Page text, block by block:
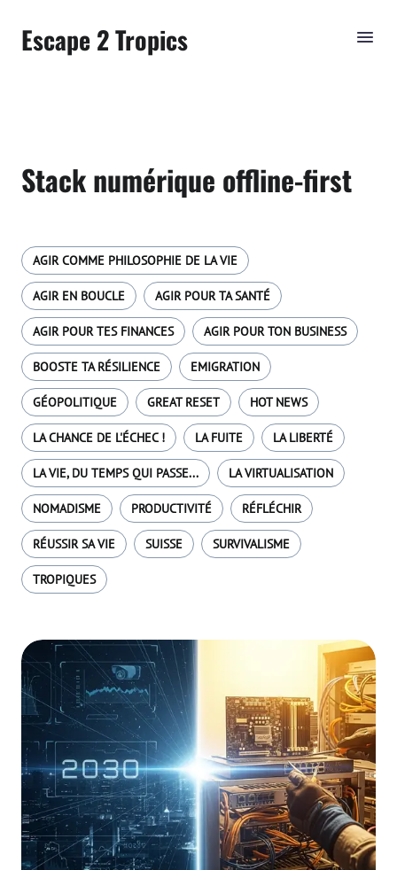
Escape 2 Tropics
Stack numérique offline-first
AGIR COMME PHILOSOPHIE DE LA VIE
AGIR EN BOUCLE AGIR POUR TA SANTÉ
AGIR POUR TES FINANCES AGIR POUR TON BUSINESS
BOOSTE TA RÉSILIENCE EMIGRATION
GÉOPOLITIQUE GREAT RESET HOT NEWS
LA CHANCE DE L'ÉCHEC ! LA FUITE LA LIBERTÉ
LA VIE, DU TEMPS QUI PASSE... LA VIRTUALISATION
NOMADISME PRODUCTIVITÉ RÉFLÉCHIR
RÉUSSIR SA VIE SUISSE SURVIVALISME
TROPIQUES